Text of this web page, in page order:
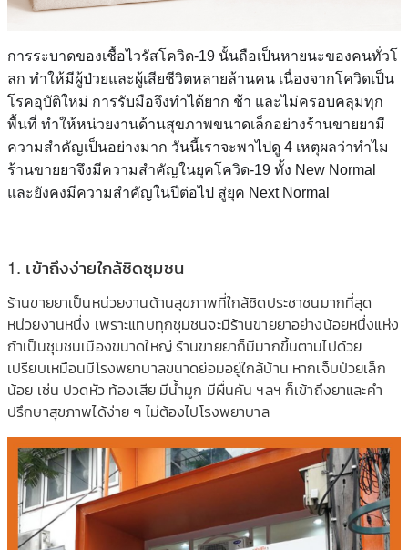
การระบาดของเชื้อไวรัสโควิด-19 นั้นถือเป็นหายนะของคนทั่วโ
ลก ทำให้มีผู้ป่วยและผู้เสียชีวิตหลายล้านคน เนื่องจากโควิดเป็น
โรคอุบัติใหม่ การรับมือจึงทำได้ยาก ช้า และไม่ครอบคลุมทุก
พื้นที่ ทำให้หน่วยงานด้านสุขภาพขนาดเล็กอย่างร้านขายยามี
ความสำคัญเป็นอย่างมาก วันนี้เราจะพาไปดู 4 เหตุผลว่าทำไม
ร้านขายยาจึงมีความสำคัญในยุคโควิด-19 ทั้ง New Normal
และยังคงมีความสำคัญในปีต่อไป สู่ยุค Next Normal
1. เข้าถึงง่ายใกล้ชิดชุมชน
ร้านขายยาเป็นหน่วยงานด้านสุขภาพที่ใกล้ชิดประชาชนมากที่สุด
หน่วยงานหนึ่ง เพราะแทบทุกชุมชนจะมีร้านขายยาอย่างน้อยหนึ่งแห่ง
ถ้าเป็นชุมชนเมืองขนาดใหญ่ ร้านขายยาก็มีมากขึ้นตามไปด้วย
เปรียบเหมือนมีโรงพยาบาลขนาดย่อมอยู่ใกล้บ้าน หากเจ็บป่วยเล็ก
น้อย เช่น ปวดหัว ท้องเสีย มีน้ำมูก มีผื่นคัน ฯลฯ ก็เข้าถึงยาและคำ
ปรึกษาสุขภาพได้ง่าย ๆ ไม่ต้องไปโรงพยาบาล